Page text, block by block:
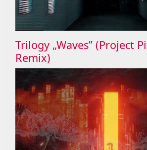
Trilogy „Waves” (Project
Remix)